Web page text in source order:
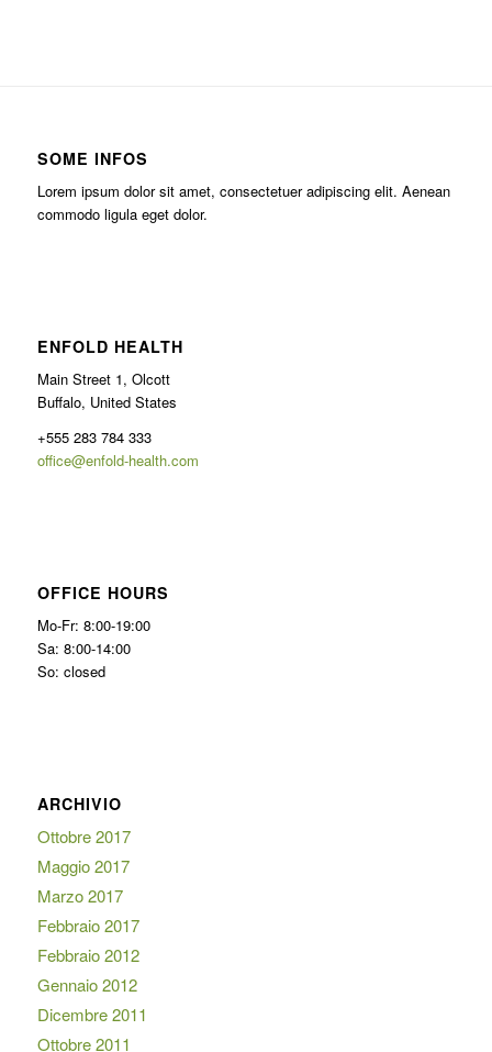
SOME INFOS
Lorem ipsum dolor sit amet, consectetuer adipiscing elit. Aenean
commodo ligula eget dolor.
ENFOLD HEALTH
Main Street 1, Olcott
Buffalo, United States
+555 283 784 333
office@enfold-health.com
OFFICE HOURS
Mo-Fr: 8:00-19:00
Sa: 8:00-14:00
So: closed
ARCHIVIO
Ottobre 2017
Maggio 2017
Marzo 2017
Febbraio 2017
Febbraio 2012
Gennaio 2012
Dicembre 2011
Ottobre 2011